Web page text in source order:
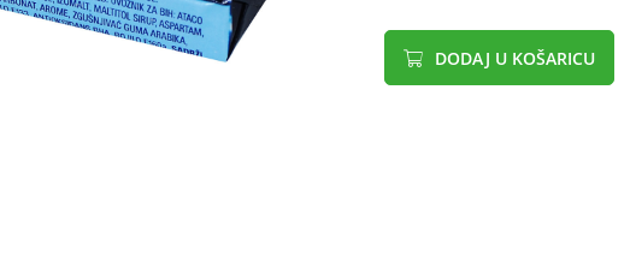
DODAJ U KOŠARICU